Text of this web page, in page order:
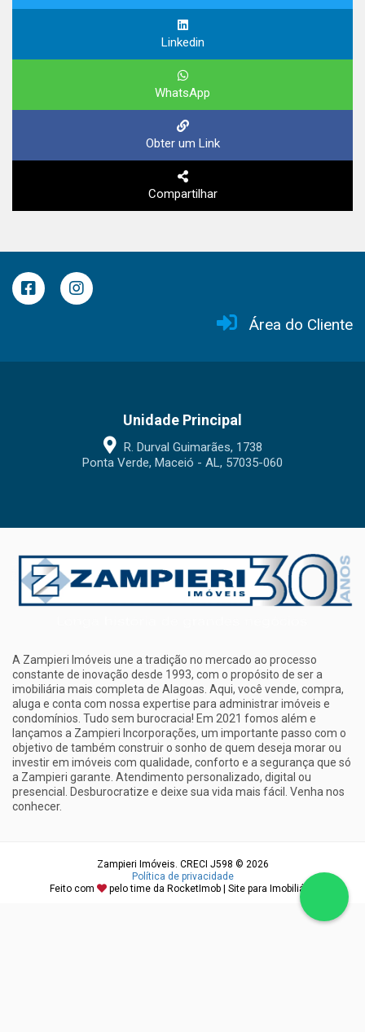
Linkedin
WhatsApp
Obter um Link
Compartilhar
Área do Cliente
Unidade Principal
R. Durval Guimarães, 1738
Ponta Verde, Maceió - AL, 57035-060
A Zampieri Imóveis une a tradição no mercado ao processo
constante de inovação desde 1993, com o propósito de ser a
imobiliária mais completa de Alagoas. Aqui, você vende, compra,
aluga e conta com nossa expertise para administrar imóveis e
condomínios. Tudo sem burocracia! Em 2021 fomos além e
lançamos a Zampieri Incorporações, um importante passo com o
objetivo de também construir o sonho de quem deseja morar ou
investir em imóveis com qualidade, conforto e a segurança que só
a Zampieri garante. Atendimento personalizado, digital ou
presencial. Desburocratize e deixe sua vida mais fácil. Venha nos
conhecer.
Zampieri Imóveis. CRECI J598 © 2026
Política de privacidade
Feito com
pelo time da RocketImob | Site para Imobiliária